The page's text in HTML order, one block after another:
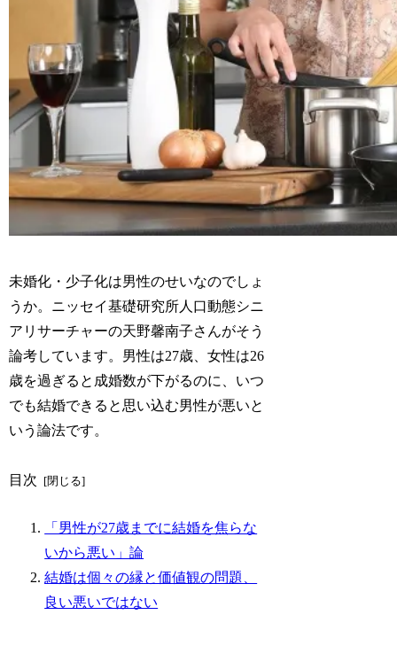
未婚化・少子化は男性のせいなのでしょ
うか。ニッセイ基礎研究所人口動態シニ
アリサーチャーの天野馨南子さんがそう
論考しています。男性は27歳、女性は26
歳を過ぎると成婚数が下がるのに、いつ
でも結婚できると思い込む男性が悪いと
いう論法です。
目次
「男性が27歳までに結婚を焦らな
いから悪い」論
結婚は個々の縁と価値観の問題、
良い悪いではない